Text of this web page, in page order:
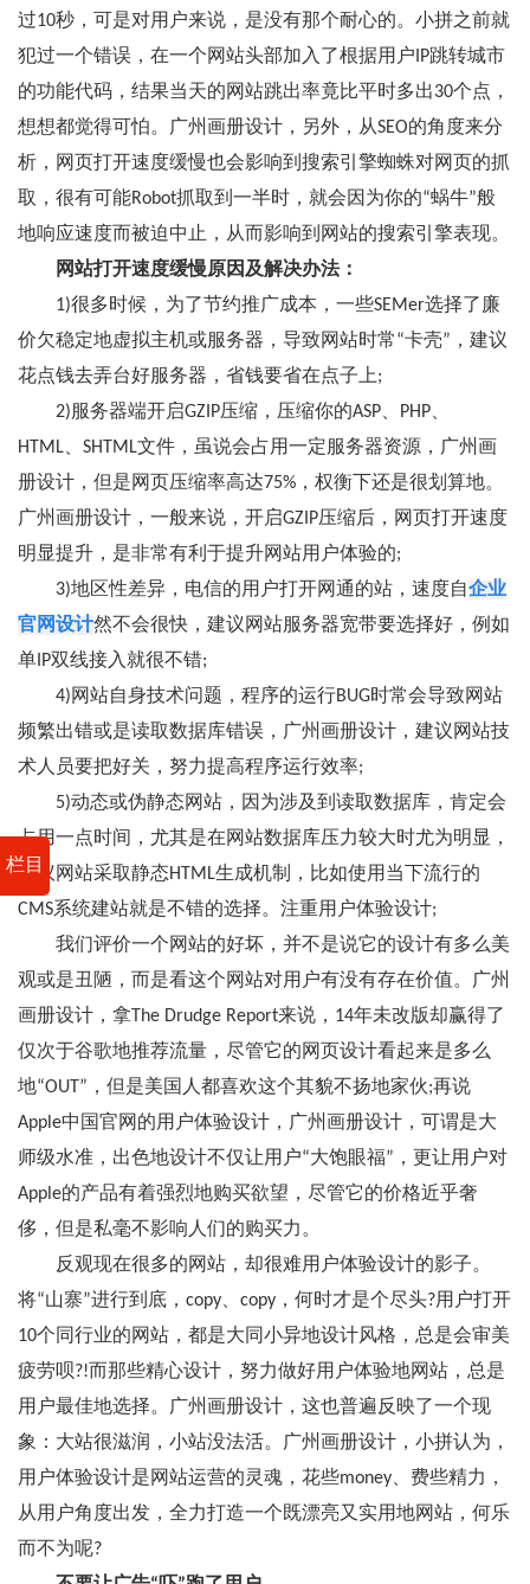
栏目
过10秒，可是对用户来说，是没有那个耐心的。小拼之前就
犯过一个错误，在一个网站头部加入了根据用户IP跳转城市
的功能代码，结果当天的网站跳出率竟比平时多出30个点，
想想都觉得可怕。广州画册设计，另外，从SEO的角度来分
析，网页打开速度缓慢也会影响到搜索引擎蜘蛛对网页的抓
取，很有可能Robot抓取到一半时，就会因为你的“蜗牛”般
地响应速度而被迫中止，从而影响到网站的搜索引擎表现。
网站打开速度缓慢原因及解决办法：
1)很多时候，为了节约推广成本，一些SEMer选择了廉
价欠稳定地虚拟主机或服务器，导致网站时常“卡壳”，建议
花点钱去弄台好服务器，省钱要省在点子上;
2)服务器端开启GZIP压缩，压缩你的ASP、PHP、
HTML、SHTML文件，虽说会占用一定服务器资源，广州画
册设计，但是网页压缩率高达75%，权衡下还是很划算地。
广州画册设计，一般来说，开启GZIP压缩后，网页打开速度
明显提升，是非常有利于提升网站用户体验的;
3)地区性差异，电信的用户打开网通的站，速度自企业
官网设计然不会很快，建议网站服务器宽带要选择好，例如
单IP双线接入就很不错;
4)网站自身技术问题，程序的运行BUG时常会导致网站
频繁出错或是读取数据库错误，广州画册设计，建议网站技
术人员要把好关，努力提高程序运行效率;
5)动态或伪静态网站，因为涉及到读取数据库，肯定会
占用一点时间，尤其是在网站数据库压力较大时尤为明显，
建议网站采取静态HTML生成机制，比如使用当下流行的
CMS系统建站就是不错的选择。注重用户体验设计;
我们评价一个网站的好坏，并不是说它的设计有多么美
观或是丑陋，而是看这个网站对用户有没有存在价值。广州
画册设计，拿The Drudge Report来说，14年未改版却赢得了
仅次于谷歌地推荐流量，尽管它的网页设计看起来是多么
地“OUT”，但是美国人都喜欢这个其貌不扬地家伙;再说
Apple中国官网的用户体验设计，广州画册设计，可谓是大
师级水准，出色地设计不仅让用户“大饱眼福”，更让用户对
Apple的产品有着强烈地购买欲望，尽管它的价格近乎奢
侈，但是私毫不影响人们的购买力。
反观现在很多的网站，却很难用户体验设计的影子。
将“山寨”进行到底，copy、copy，何时才是个尽头?用户打开
10个同行业的网站，都是大同小异地设计风格，总是会审美
疲劳呗?!而那些精心设计，努力做好用户体验地网站，总是
用户最佳地选择。广州画册设计，这也普遍反映了一个现
象：大站很滋润，小站没法活。广州画册设计，小拼认为，
用户体验设计是网站运营的灵魂，花些money、费些精力，
从用户角度出发，全力打造一个既漂亮又实用地网站，何乐
而不为呢?